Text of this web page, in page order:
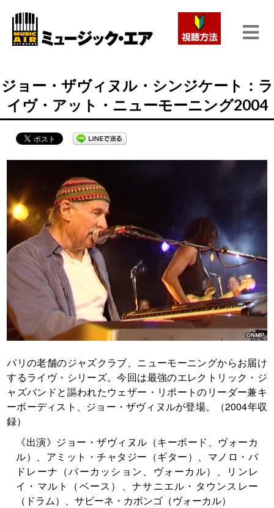
ジョー・ザヴィヌル・シンジケート：ラ
イヴ・アット・ニューモーニング2004
パリの老舗のジャズクラブ、ニューモーニングからお届け
するライヴ・シリーズ。今回は最強のエレクトリック・ジ
ャズバンドと謳われたウェザー・リポートのリーダー兼キ
ーボーディスト、ジョー・ザヴィヌルが登場。（2004年収
録）
《出演》ジョー・ザヴィヌル（キーボード、ヴォーカ
ル）、アミット・チャタジー（ギター）、マノロ・バ
ドレーナ（パーカッション、ヴォーカル）、リンレ
イ・マルト（ベース）、ナサニエル・タウンスレー
（ドラム）、サビーネ・カボンゴ（ヴォーカル）